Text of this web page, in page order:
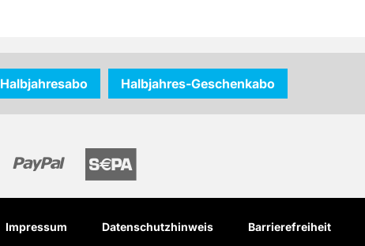
Halbjahresabo Halbjahres-Geschenkabo
Impressum Datenschutzhinweis Barrierefreiheit